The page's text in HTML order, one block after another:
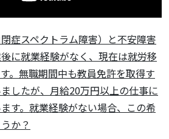
症スペクトラム障害）と不安障害
に就業経験がなく、現在は就労移
。無職期間中も教員免許を取得す
したが、月給20万円以上の仕事に
す。就業経験がない場合、この希
か？